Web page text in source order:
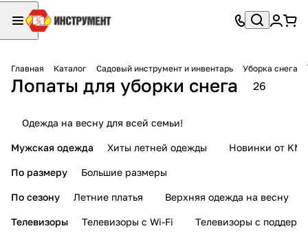
Главная Каталог Садовый инструмент и инвентарь Уборка снега
Лопаты для уборки снега 26
Одежда на весну для всей семьи!
Мужская одежда Хиты летней одежды Новинки от KMI
По размеру Большие размеры
По сезону Летние платья Верхняя одежда на весну
Телевизоры Телевизоры с Wi-Fi Телевизоры с